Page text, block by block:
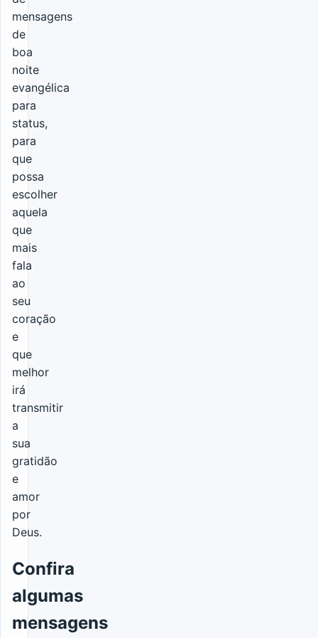
mensagens
de
boa
noite
evangélica
para
status,
para
que
possa
escolher
aquela
que
mais
fala
ao
seu
coração
e
que
melhor
irá
transmitir
a
sua
gratidão
e
amor
por
Deus.
Confira
algumas
mensagens